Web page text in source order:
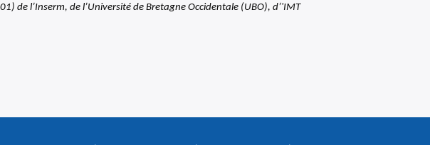
de l’Inserm, de l’Université de Bretagne Occidentale (UBO), d’'IMT